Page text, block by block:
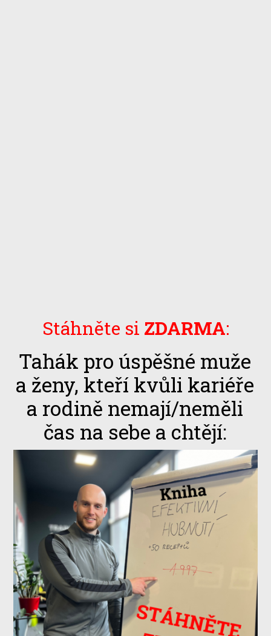
Stáhněte si ZDARMA:
Tahák pro úspěšné muže
a ženy, kteří kvůli kariéře
a rodině nemají/neměli
čas na sebe a chtějí: